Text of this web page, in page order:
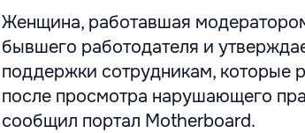
Женщина, работавшая
бывшего работодателя и
поддержки сотрудникам, которые
после просмотра нарушающего
сообщил портал Motherboard.